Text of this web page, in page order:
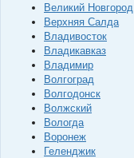
Великий Новгород
Верхняя Салда
Владивосток
Владикавказ
Владимир
Волгоград
Волгодонск
Волжский
Вологда
Воронеж
Геленджик